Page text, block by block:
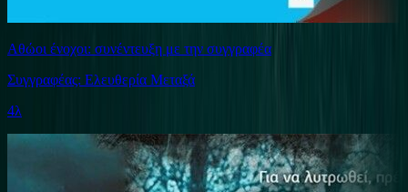
Αθώοι ένοχοι: συνέντευξη με την συγγραφέα
Συγγραφέας: Ελευθερία Μεταξά
4λ